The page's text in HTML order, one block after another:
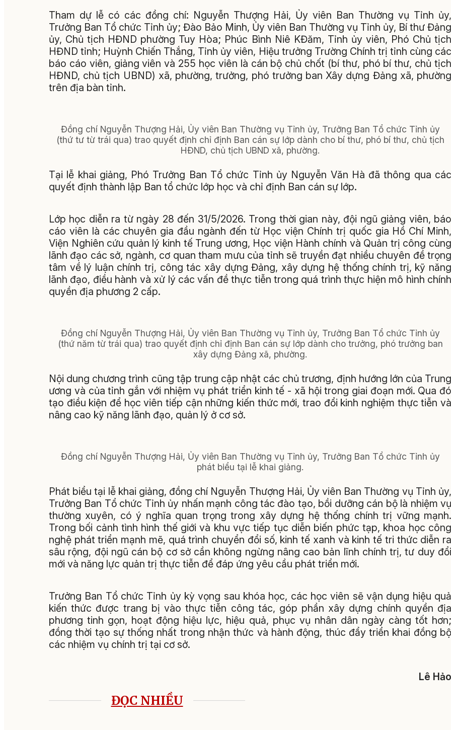
Tham dự lễ có các đồng chí: Nguyễn Thượng Hải, Ủy viên Ban Thường vụ Tỉnh ủy,
Trưởng Ban Tổ chức Tỉnh ủy; Đào Bảo Minh, Ủy viên Ban Thường vụ Tỉnh ủy, Bí thư Đảng
ủy, Chủ tịch HĐND phường Tuy Hòa; Phúc Bình Niê KĐăm, Tỉnh ủy viên, Phó Chủ tịch
HĐND tỉnh; Huỳnh Chiến Thắng, Tỉnh ủy viên, Hiệu trưởng Trường Chính trị tỉnh cùng các
báo cáo viên, giảng viên và 255 học viên là cán bộ chủ chốt (bí thư, phó bí thư, chủ tịch
HĐND, chủ tịch UBND) xã, phường, trưởng, phó trưởng ban Xây dựng Đảng xã, phường
trên địa bàn tỉnh.
Đồng chí Nguyễn Thượng Hải, Ủy viên Ban Thường vụ Tỉnh ủy, Trưởng Ban Tổ chức Tỉnh ủy
(thứ tư từ trái qua) trao quyết định chỉ định Ban cán sự lớp dành cho bí thư, phó bí thư, chủ tịch
HĐND, chủ tịch UBND xã, phường.
Tại lễ khai giảng, Phó Trưởng Ban Tổ chức Tỉnh ủy Nguyễn Văn Hà đã thông qua các
quyết định thành lập Ban tổ chức lớp học và chỉ định Ban cán sự lớp.
Lớp học diễn ra từ ngày 28 đến 31/5/2026. Trong thời gian này, đội ngũ giảng viên, báo
cáo viên là các chuyên gia đầu ngành đến từ Học viện Chính trị quốc gia Hồ Chí Minh,
Viện Nghiên cứu quản lý kinh tế Trung ương, Học viện Hành chính và Quản trị công cùng
lãnh đạo các sở, ngành, cơ quan tham mưu của tỉnh sẽ truyền đạt nhiều chuyên đề trọng
tâm về lý luận chính trị, công tác xây dựng Đảng, xây dựng hệ thống chính trị, kỹ năng
lãnh đạo, điều hành và xử lý các vấn đề thực tiễn trong quá trình thực hiện mô hình chính
quyền địa phương 2 cấp.
Đồng chí Nguyễn Thượng Hải, Ủy viên Ban Thường vụ Tỉnh ủy, Trưởng Ban Tổ chức Tỉnh ủy
(thứ năm từ trái qua) trao quyết định chỉ định Ban cán sự lớp dành cho trưởng, phó trưởng ban
xây dựng Đảng xã, phường.
Nội dung chương trình cũng tập trung cập nhật các chủ trương, định hướng lớn của Trung
ương và của tỉnh gắn với nhiệm vụ phát triển kinh tế - xã hội trong giai đoạn mới. Qua đó
tạo điều kiện để học viên tiếp cận những kiến thức mới, trao đổi kinh nghiệm thực tiễn và
nâng cao kỹ năng lãnh đạo, quản lý ở cơ sở.
Đồng chí Nguyễn Thượng Hải, Ủy viên Ban Thường vụ Tỉnh ủy, Trưởng Ban Tổ chức Tỉnh ủy
phát biểu tại lễ khai giảng.
Phát biểu tại lễ khai giảng, đồng chí Nguyễn Thượng Hải, Ủy viên Ban Thường vụ Tỉnh ủy,
Trưởng Ban Tổ chức Tỉnh ủy nhấn mạnh công tác đào tạo, bồi dưỡng cán bộ là nhiệm vụ
thường xuyên, có ý nghĩa quan trọng trong xây dựng hệ thống chính trị vững mạnh.
Trong bối cảnh tình hình thế giới và khu vực tiếp tục diễn biến phức tạp, khoa học công
nghệ phát triển mạnh mẽ, quá trình chuyển đổi số, kinh tế xanh và kinh tế tri thức diễn ra
sâu rộng, đội ngũ cán bộ cơ sở cần không ngừng nâng cao bản lĩnh chính trị, tư duy đổi
mới và năng lực quản trị thực tiễn để đáp ứng yêu cầu phát triển mới.
Trưởng Ban Tổ chức Tỉnh ủy kỳ vọng sau khóa học, các học viên sẽ vận dụng hiệu quả
kiến thức được trang bị vào thực tiễn công tác, góp phần xây dựng chính quyền địa
phương tinh gọn, hoạt động hiệu lực, hiệu quả, phục vụ nhân dân ngày càng tốt hơn;
đồng thời tạo sự thống nhất trong nhận thức và hành động, thúc đẩy triển khai đồng bộ
các nhiệm vụ chính trị tại cơ sở.
Lê Hảo
ĐỌC NHIỀU